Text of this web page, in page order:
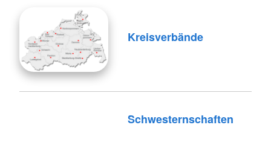
Kreisverbände
Schwesternschaften